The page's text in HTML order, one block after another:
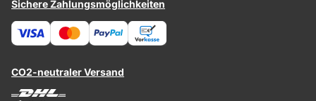
Sichere Zahlungsmöglichkeiten
CO2-neutraler Versand